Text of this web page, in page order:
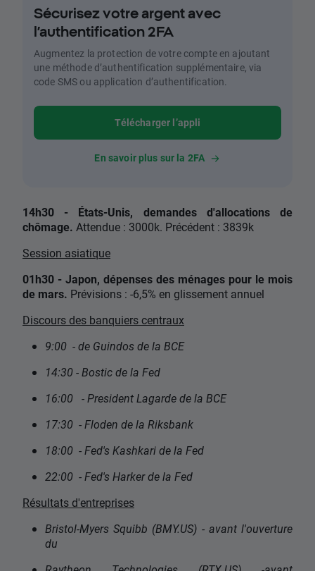
Sécurisez votre argent avec
l’authentification 2FA
Augmentez la protection de votre compte en ajoutant
une méthode d’authentification supplémentaire, via
code SMS ou application d’authentification.
Télécharger l’appli
En savoir plus sur la 2FA
14h30 - États-Unis, demandes d'allocations de
chômage. Attendue : 3000k. Précédent : 3839k
Session asiatique
01h30 - Japon, dépenses des ménages pour le mois
de mars. Prévisions : -6,5% en glissement annuel
Discours des banquiers centraux
9:00 - de Guindos de la BCE
14:30 - Bostic de la Fed
16:00 - President Lagarde de la BCE
17:30 - Floden de la Riksbank
18:00 - Fed's Kashkari de la Fed
22:00 - Fed's Harker de la Fed
Résultats d'entreprises
Bristol-Myers Squibb (BMY.US) - avant l'ouverture
du